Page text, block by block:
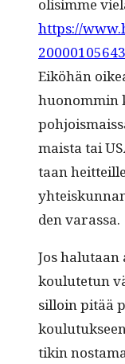
olisimme
https://
Eiköhän
huonom­min
maista tai
taan
den varassa.
Jos
koulute­tun
sil­loin pitää
tikin